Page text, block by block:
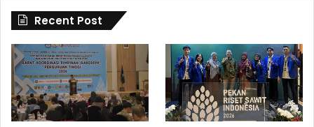
Recent Post